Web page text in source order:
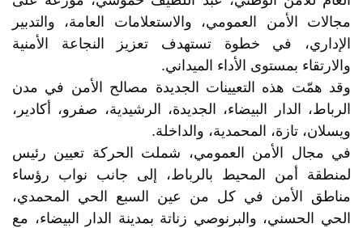
مجالات الأمن العمومي، والاستعلامات العامة، والتدبير
الإداري، في خطوة تستهدف تعزيز النجاعة الأمنية
والارتقاء بمستوى الأداء الميداني.
وقد همّت هذه التعيينات الجديدة مصالح الأمن في مدن
الرباط، الدار البيضاء، الجديدة، الرشيدية، صفرو، أكادير،
ويسلان، تازة، المحمدية، والداخلة.
في مجال الأمن العمومي، شملت الحركة تعيين رئيس
لمنطقة أمن المحيط بالرباط، إلى جانب نواب رؤساء
مناطق الأمن في كل من عين السبع الحي المحمدي،
الحي الحسني، والبرنوصي زناتة بمدينة الدار البيضاء، مع